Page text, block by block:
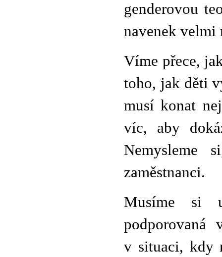
genderovou
navenek velmi
Víme přece,
toho, jak děti
musí konat
víc, aby
Nemysleme
zaměstnanci.
Musíme si
podporovaná
v situaci, kdy